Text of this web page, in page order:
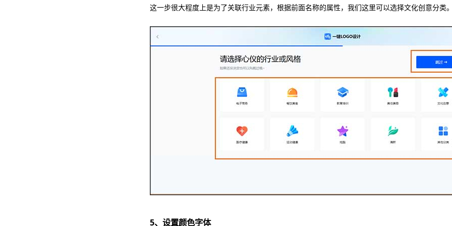
这一步很大程度上是为了关联行业元素，根据前面名称的属性，我们这里可以选择文化创意分类
5、设置颜色字体